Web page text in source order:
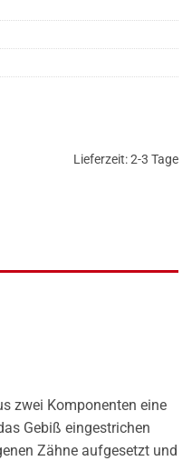
Lieferzeit:2-3 Tage
zwei Komponenten eine
Gebiß eingestrichen
Zähne aufgesetzt und